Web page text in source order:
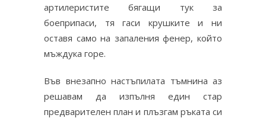
артилеристите бягащи тук за
боеприпаси, тя гаси крушките и ни
оставя само на запаления фенер, който
мъждука горе.
Във внезапно настъпилата тъмнина аз
решавам да изпълня един стар
предварителен план и плъзгам ръката си